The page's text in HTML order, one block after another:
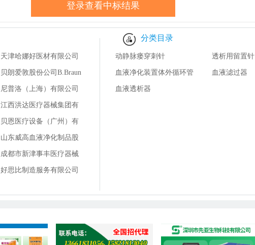
登录查看中标结果
天津哈娜好医材有限公司
贝朗爱敦股份公司B.Braun
Avitum AG
尼普洛（上海）有限公司
江西洪达医疗器械集团有
限公司
贝恩医疗设备（广州）有
限公司
山东威高血液净化制品股
份有限公司
成都市新津事丰医疗器械
有限公司
好思比制造服务有限公司
分类目录
动静脉瘘穿刺针 透析用留置针
血液净化装置体外循环管
路
血液滤过器
血液透析器